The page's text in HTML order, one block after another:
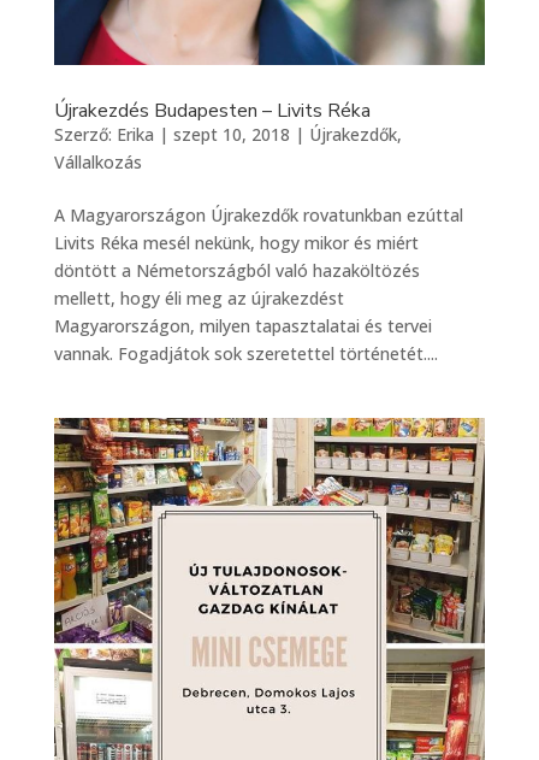
Újrakezdés Budapesten – Livits Réka
Szerző: Erika | szept 10, 2018 | Újrakezdők,
Vállalkozás
A Magyarországon Újrakezdők rovatunkban ezúttal
Livits Réka mesél nekünk, hogy mikor és miért
döntött a Németországból való hazaköltözés
mellett, hogy éli meg az újrakezdést
Magyarországon, milyen tapasztalatai és tervei
vannak. Fogadjátok sok szeretettel történetét....